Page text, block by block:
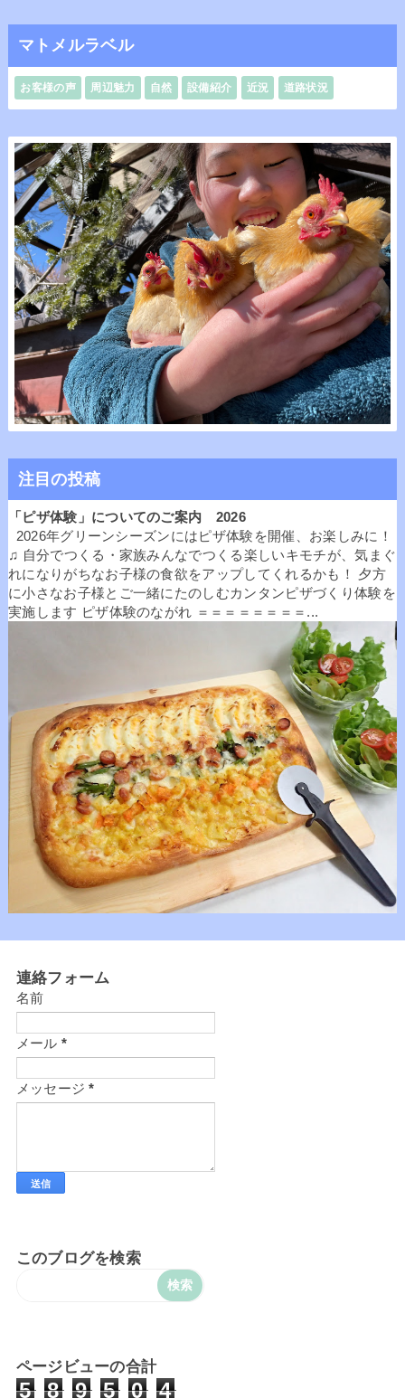
マトメルラベル
お客様の声 周辺魅力 自然 設備紹介 近況 道路状況
注目の投稿
「ピザ体験」についてのご案内 2026
2026年グリーンシーズンにはピザ体験を開催、お楽しみに！
♫ 自分でつくる・家族みんなでつくる楽しいキモチが、気まぐ
れになりがちなお子様の食欲をアップしてくれるかも！ 夕方
に小さなお子様とご一緒にたのしむカンタンピザづくり体験を
実施します ピザ体験のながれ ＝＝＝＝＝＝＝＝...
連絡フォーム
名前
メール *
メッセージ*
このブログを検索
ページビューの合計
5 8 9 5 0 4